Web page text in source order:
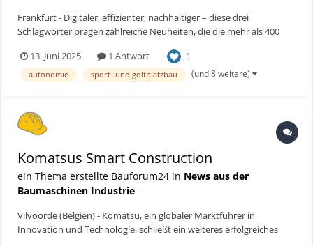
Frankfurt - Digitaler, effizienter, nachhaltiger – diese drei
Schlagwörter prägen zahlreiche Neuheiten, die die mehr als 400
der größten Freilandmesse Europas für Kommunaltechnik,
Grünflächenpflege sowie den Sport- und Golfplatzbau,...
13. Juni 2025 1 Antwort 1
autonomie sport- und golfplatzbau (und 8 weitere)
Komatsus Smart Construction
ein Thema erstellte Bauforum24 in News aus der
Baumaschinen Industrie
Vilvoorde (Belgien) - Komatsu, ein globaler Marktführer in
Innovation und Technologie, schließt ein weiteres erfolgreiches